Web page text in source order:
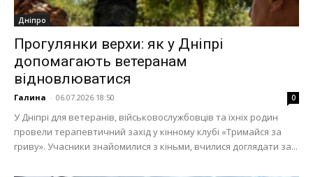
Дніпро
Прогулянки верхи: як у Дніпрі
допомагають ветеранам
відновлюватися
Галина - 06.07.2026 18:50 0
У Дніпрі для ветеранів, військовослужбовців та їхніх родин
провели терапевтичний захід у кінному клубі «Тримайся за
гриву». Учасники знайомилися з кіньми, вчилися доглядати за...